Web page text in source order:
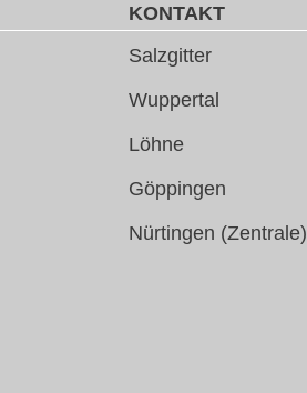
KONTAKT
Salzgitter
Wuppertal
Löhne
Göppingen
Nürtingen (Zentrale)